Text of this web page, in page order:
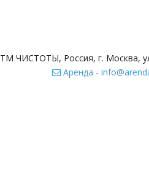
ЧИСТОТЫ, Россия, г. Москва,
Аренда -